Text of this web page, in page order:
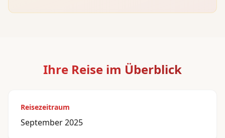
Ihre Reise im Überblick
Reisezeitraum
September 2025